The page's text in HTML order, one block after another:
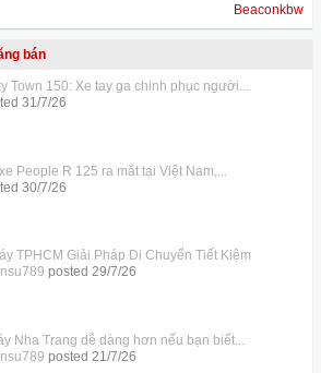
Beaconkbw
bán
Town 150: Xe tay ga chinh phục người...
31/7/26
People R 125 ra mắt tại Việt Nam,...
30/7/26
TPHCM Giải Pháp Di Chuyển Tiết Kiệm
posted 29/7/26
Nha Trang dễ dàng hơn nếu bạn biết...
posted 21/7/26